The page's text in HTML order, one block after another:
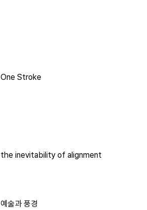
One Stroke
the inevitability of alignment
예술과 풍경